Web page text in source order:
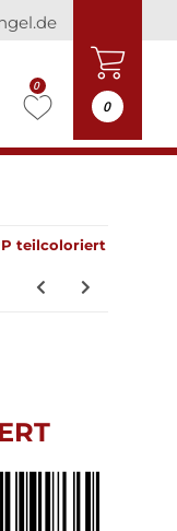
0
0
teilcoloriert